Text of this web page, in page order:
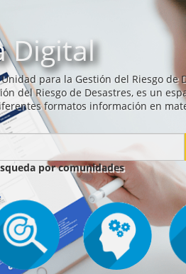
Digital
para la Gestión del Riesgo de
del Riesgo de Desastres, es un
formatos información en
por comunidades